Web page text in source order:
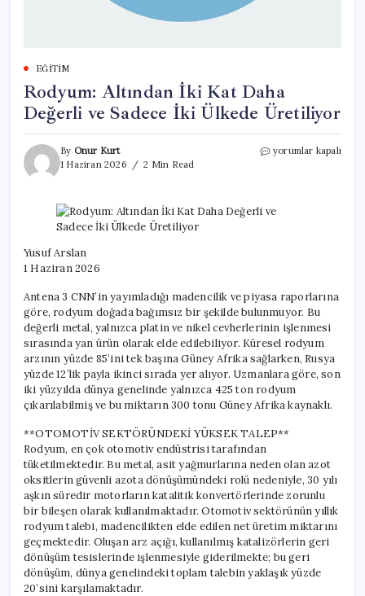
EĞITIM
Rodyum: Altından İki Kat Daha
Değerli ve Sadece İki Ülkede Üretiliyor
By Onur Kurt
1 Haziran 2026
2 Min Read
Rodyum:
Değerli
için
yorumlar kapalı
Yusuf Arslan
1 Haziran 2026
Antena 3 CNN’in yayımladığı madencilik ve piyasa raporlarına
göre, rodyum doğada bağımsız bir şekilde bulunmuyor. Bu
değerli metal, yalnızca platin ve nikel cevherlerinin işlenmesi
sırasında yan ürün olarak elde edilebiliyor. Küresel rodyum
arzının yüzde 85’ini tek başına Güney Afrika sağlarken, Rusya
yüzde 12’lik payla ikinci sırada yer alıyor. Uzmanlara göre, son
iki yüzyılda dünya genelinde yalnızca 425 ton rodyum
çıkarılabilmiş ve bu miktarın 300 tonu Güney Afrika kaynaklı.
**OTOMOTİV SEKTÖRÜNDEKİ YÜKSEK TALEP**
Rodyum, en çok otomotiv endüstrisi tarafından
tüketilmektedir. Bu metal, asit yağmurlarına neden olan azot
oksitlerin güvenli azota dönüşümündeki rolü nedeniyle, 30 yılı
aşkın süredir motorların katalitik konvertörlerinde zorunlu
bir bileşen olarak kullanılmaktadır. Otomotiv sektörünün yıllık
rodyum talebi, madencilikten elde edilen net üretim miktarını
geçmektedir. Oluşan arz açığı, kullanılmış katalizörlerin geri
dönüşüm tesislerinde işlenmesiyle giderilmekte; bu geri
dönüşüm, dünya genelindeki toplam talebin yaklaşık yüzde
20’sini karşılamaktadır.